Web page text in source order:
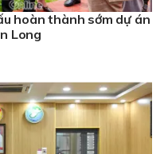
hoàn thành sớm dự án
Tân Long